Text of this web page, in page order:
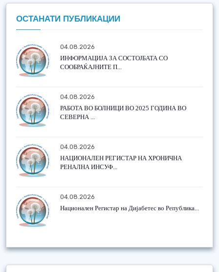
ОСТАНАТИ ПУБЛИКАЦИИ
04.08.2026
ИНФОРМАЦИЈА ЗА СОСТОЈБАТА СО
СООБРАЌАЈНИТЕ П...
04.08.2026
РАБОТА ВО БОЛНИЦИ ВО 2025 ГОДИНА ВО
СЕВЕРНА ...
04.08.2026
НАЦИОНАЛЕН РЕГИСТАР НА ХРОНИЧНА
РЕНАЛНА ИНСУФ...
04.08.2026
Национален Регистар на Дијабетес во Република...